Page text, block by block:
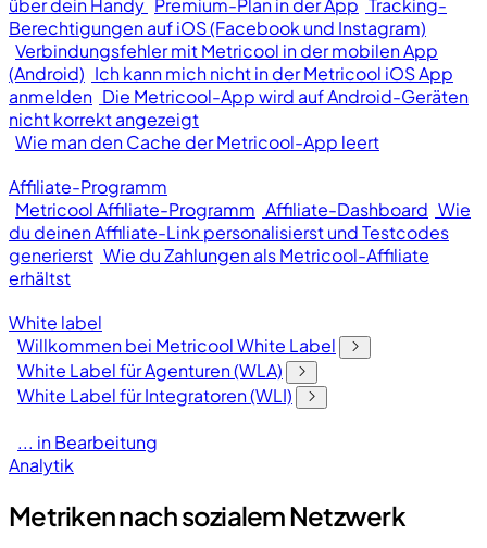
über dein Handy Premium-Plan in der App Tracking-
Berechtigungen auf iOS (Facebook und Instagram)
Verbindungsfehler mit Metricool in der mobilen App
(Android) Ich kann mich nicht in der Metricool iOS App
anmelden Die Metricool-App wird auf Android-Geräten
nicht korrekt angezeigt
Wie man den Cache der Metricool-App leert
Affiliate-Programm
Metricool Affiliate-Programm Affiliate-Dashboard Wie
du deinen Affiliate-Link personalisierst und Testcodes
generierst Wie du Zahlungen als Metricool-Affiliate
erhältst
White label
Willkommen bei Metricool White Label
White Label für Agenturen (WLA)
White Label für Integratoren (WLI)
... in Bearbeitung
Analytik
Metriken nach sozialem Netzwerk